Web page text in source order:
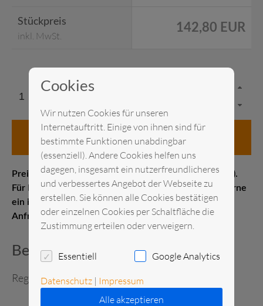
Stückpreis
inkl. MwSt.
142,80 EUR
in den Anfragekorb
Preis pro Stück Messelistenpreis (1–21 Kalendertage).
Für Kurz- oder Langzeitmieten erstellen wir Ihnen gerne
ein individuelles Angebot. Senden Sie uns gerne eine
Anfrage.
Beschreibung
Regalwagen für 18 Stück 1/1 GN-Einsätze
Cookies
Wir nutzen Cookies für unseren
Internetauftritt. Einige von ihnen sind für
bestimmte Funktionen unabdingbar
(essenziell). Andere Cookies helfen uns
dagegen, insgesamt ein nutzerfreundlicheres
und verbessertes Angebot der Webseite zu
erstellen. Sie können alle Cookies bestätigen
oder einzelnen Cookies per Schaltfläche die
Zustimmung erteilen oder verweigern.
Essentiell Google Analytics
Datenschutz | Impressum
Alle akzeptieren